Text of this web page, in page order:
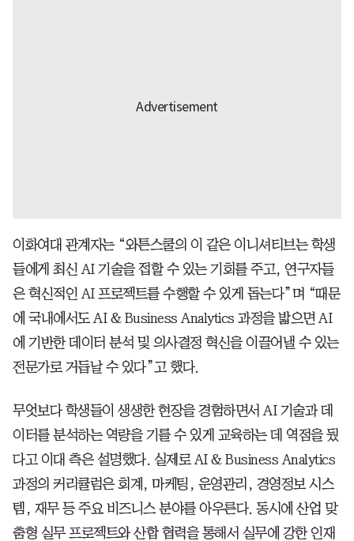
이화여대 관계자는 “와튼스쿨의 이 같은 이니셔티브는 학생
들에게 최신 AI 기술을 접할 수 있는 기회를 주고, 연구자들
은 혁신적인 AI 프로젝트를 수행할 수 있게 돕는다”며 “때문
에 국내에서도 AI & Business Analytics 과정을 밟으면 AI
에 기반한 데이터 분석 및 의사결정 혁신을 이끌어낼 수 있는
전문가로 거듭날 수 있다”고 했다.
무엇보다 학생들이 생생한 현장을 경험하면서 AI 기술과 데
이터를 분석하는 역량을 기를 수 있게 교육하는 데 역점을 뒀
다고 이대 측은 설명했다. 실제로 AI & Business Analytics
과정의 커리큘럼은 회계, 마케팅, 운영관리, 경영정보 시스
템, 재무 등 주요 비즈니스 분야를 아우른다. 동시에 산업 맞
춤형 실무 프로젝트와 산합 협력을 통해서 실무에 강한 인재